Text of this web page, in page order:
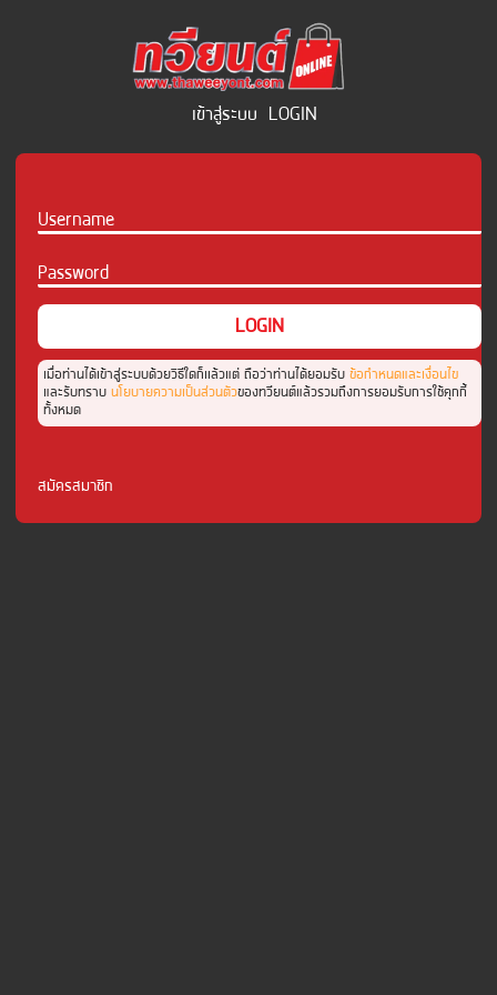
เข้าสู่ระบบ LOGIN
Username
Password
เมื่อท่านได้เข้าสู่ระบบด้วยวิธีใดก็เเล้วแต่ ถือว่าท่านได้ยอมรับ ข้อกำหนดและเงื่อนไข
และรับทราบ นโยบายความเป็นส่วนตัวของทวียนต์แล้วรวมถึงการยอมรับการใช้คุกกี้
ทั้งหมด
สมัครสมาชิก